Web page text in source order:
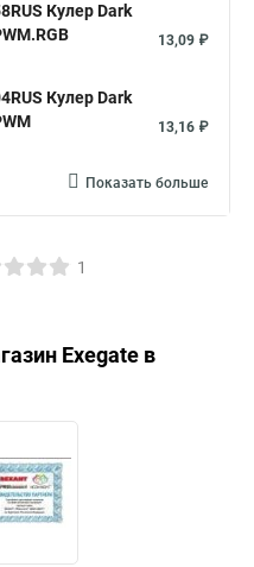
Кулер Dark
13,09 ₽
Кулер Dark
13,16 ₽
Показать больше
1
Exegate в